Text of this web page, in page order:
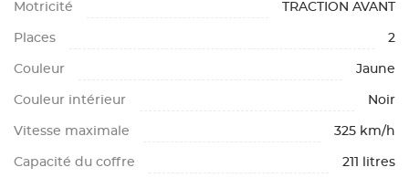
Motricité TRACTION AVANT
Places 2
Couleur Jaune
Couleur intérieur Noir
Vitesse maximale 325 km/h
Capacité du coffre 211 litres